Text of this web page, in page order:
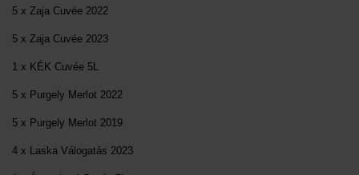
5 x Zaja Cuvée 2022
5 x Zaja Cuvée 2023
1 x KÉK Cuvée 5L
5 x Purgely Merlot 2022
5 x Purgely Merlot 2019
4 x Laska Válogatás 2023